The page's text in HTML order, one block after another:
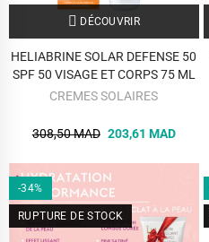
DÉCOUVRIR
HELIABRINE SOLAR DEFENSE 50
SPF 50 VISAGE ET CORPS 75 ML
CREMES SOLAIRES
308,50 MAD 203,61 MAD
-34%
RUPTURE DE STOCK